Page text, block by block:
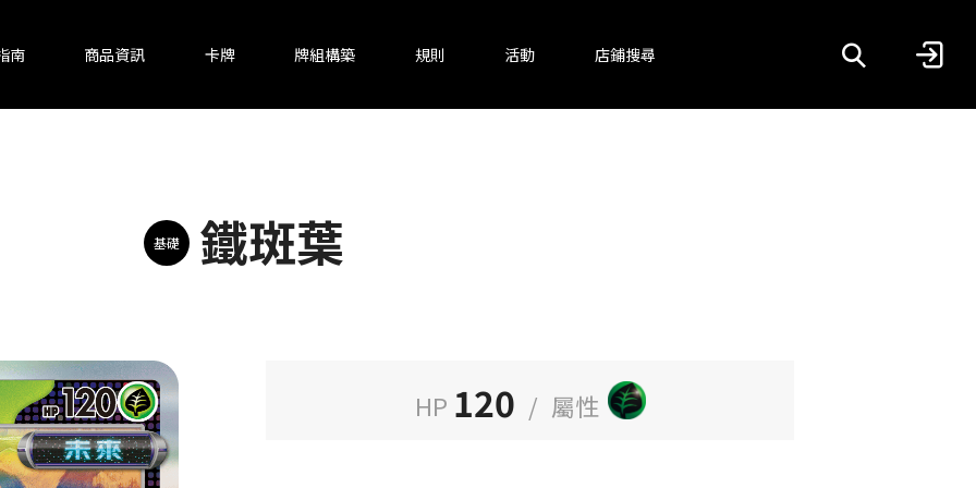
南 商品資訊 卡牌 牌組構築 規則 活動 店鋪搜尋
基礎 鐵斑葉
HP 120 / 屬性